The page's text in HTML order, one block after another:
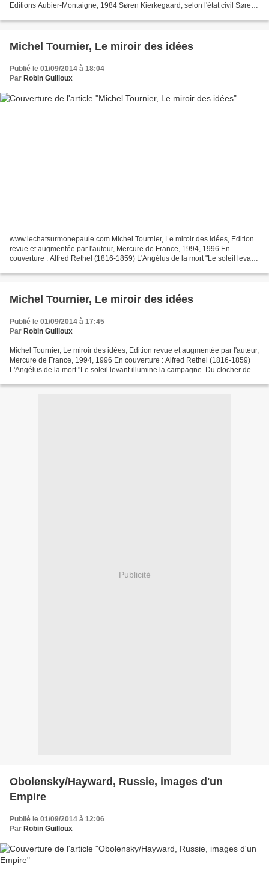
Editions Aubier-Montaigne, 1984 Søren Kierkegaard, selon l'état civil Søren
Michel Tournier, Le miroir des idées
Publié le 01/09/2014 à 18:04
Par Robin Guilloux
www.lechatsurmonepaule.com Michel Tournier, Le miroir des idées, Edition
revue et augmentée par l'auteur, Mercure de France, 1994, 1996 En
couverture : Alfred Rethel (1816-1859) L'Angélus de la mort "Le soleil levant
Michel Tournier, Le miroir des idées
Publié le 01/09/2014 à 17:45
Par Robin Guilloux
Michel Tournier, Le miroir des idées, Edition revue et augmentée par l'auteur,
Mercure de France, 1994, 1996 En couverture : Alfred Rethel (1816-1859)
L'Angélus de la mort "Le soleil levant illumine la campagne. Du clocher de
Publicité
Obolensky/Hayward, Russie, images d'un
Empire
Publié le 01/09/2014 à 12:06
Par Robin Guilloux